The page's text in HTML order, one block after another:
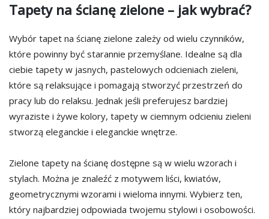
Tapety na ścianę zielone – jak wybrać?
Wybór tapet na ścianę zielone zależy od wielu czynników,
które powinny być starannie przemyślane. Idealne są dla
ciebie tapety w jasnych, pastelowych odcieniach zieleni,
które są relaksujące i pomagają stworzyć przestrzeń do
pracy lub do relaksu. Jednak jeśli preferujesz bardziej
wyraziste i żywe kolory, tapety w ciemnym odcieniu zieleni
stworzą eleganckie i eleganckie wnętrze.
Zielone tapety na ścianę dostępne są w wielu wzorach i
stylach. Można je znaleźć z motywem liści, kwiatów,
geometrycznymi wzorami i wieloma innymi. Wybierz ten,
który najbardziej odpowiada twojemu stylowi i osobowości.